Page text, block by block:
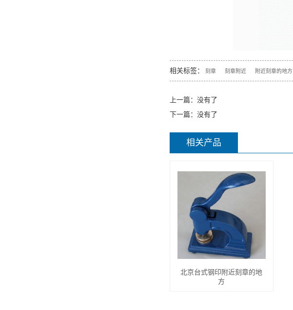
相关标签： 刻章 刻章附近 附近刻章的地方
上一篇：没有了
下一篇：没有了
相关产品
北京台式钢印附近刻章的地
方